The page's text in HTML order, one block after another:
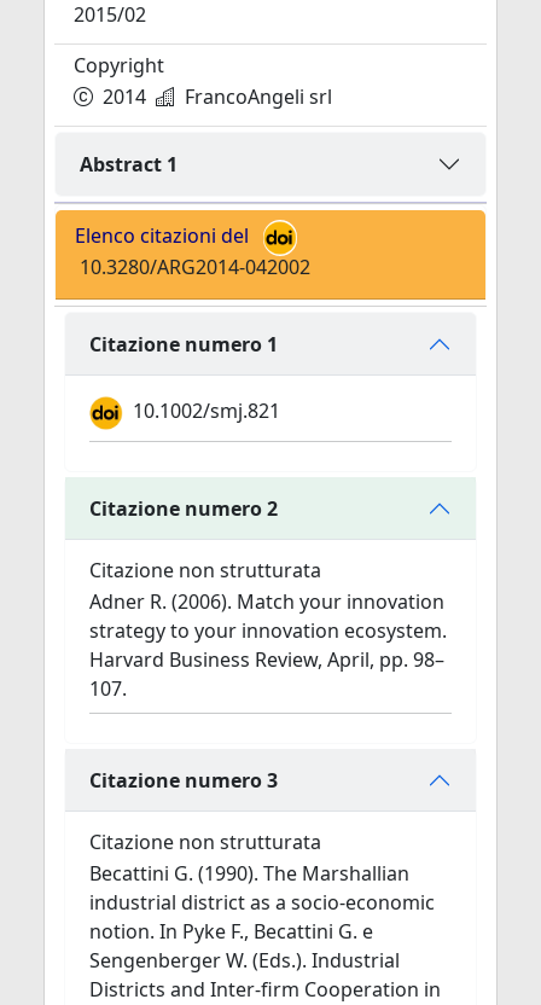
2015/02
Copyright
2014
FrancoAngeli srl
Abstract 1
Elenco citazioni del
10.3280/ARG2014-042002
Citazione numero 1
10.1002/smj.821
Citazione numero 2
Citazione non strutturata
Adner R. (2006). Match your innovation
strategy to your innovation ecosystem.
Harvard Business Review, April, pp. 98–
107.
Citazione numero 3
Citazione non strutturata
Becattini G. (1990). The Marshallian
industrial district as a socio-economic
notion. In Pyke F., Becattini G. e
Sengenberger W. (Eds.). Industrial
Districts and Inter-firm Cooperation in